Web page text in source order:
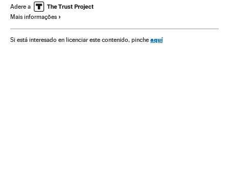
Tribunal Justicia Unión Europea
Extrema direita
Adere a
Mais informações
Si está interesado en licenciar este contenido, pinche aquí